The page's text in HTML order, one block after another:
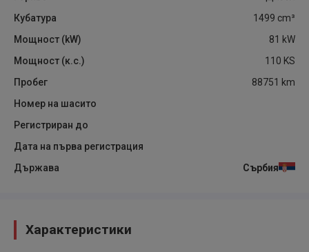
Кубатура
1499 cm³
Мощност (kW)
81 kW
Мощност (к.с.)
110 KS
Пробег
88751 km
Номер на шасито
Регистриран до
Дата на първа регистрация
Държава
Сърбия
Характеристики